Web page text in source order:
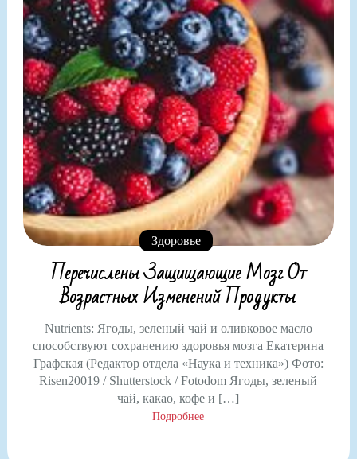
Здоровье
Перечислены Защищающие Мозг От
Возрастных Изменений Продукты
Nutrients: Ягоды, зеленый чай и оливковое масло
способствуют сохранению здоровья мозга Екатерина
Графская (Редактор отдела «Наука и техника») Фото:
Risen20019 / Shutterstock / Fotodom Ягоды, зеленый
чай, какао, кофе и […]
Подробнее